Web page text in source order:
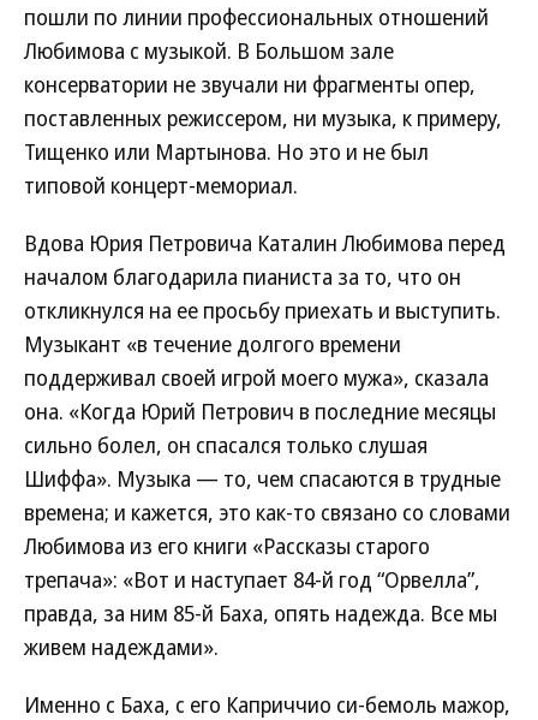
пошли по линии профессиональных отношений
Любимова с музыкой. В Большом зале
консерватории не звучали ни фрагменты опер,
поставленных режиссером, ни музыка, к примеру,
Тищенко или Мартынова. Но это и не был
типовой концерт-мемориал.
Вдова Юрия Петровича Каталин Любимова перед
началом благодарила пианиста за то, что он
откликнулся на ее просьбу приехать и выступить.
Музыкант «в течение долгого времени
поддерживал своей игрой моего мужа», сказала
она. «Когда Юрий Петрович в последние месяцы
сильно болел, он спасался только слушая
Шиффа». Музыка — то, чем спасаются в трудные
времена; и кажется, это как-то связано со словами
Любимова из его книги «Рассказы старого
трепача»: «Вот и наступает 84-й год “Орвелла”,
правда, за ним 85-й Баха, опять надежда. Все мы
живем надеждами».
Именно с Баха, с его Каприччио си-бемоль мажор,